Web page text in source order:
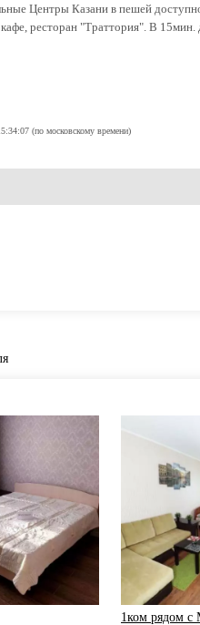
Центры Казани в пешей
ресторан "Траттория". В 15мин.
(по московскому времени)
1ком рядом